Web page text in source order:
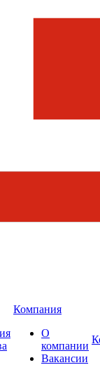
Компания
О
компании
Вакансии